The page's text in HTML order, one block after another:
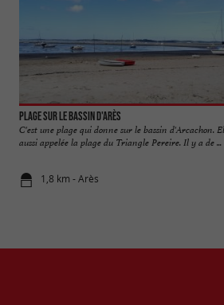
Plage sur le bassin d'Arès
C'est une plage qui donne sur le bassin d'Arcachon.
aussi appelée la plage du Triangle Pereire. Il y a de ...
1,8 km - Arès